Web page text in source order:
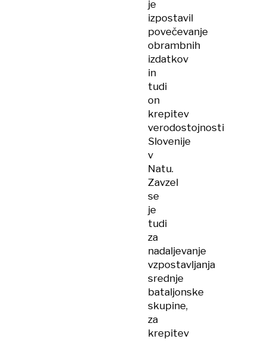
je
izpostavil
povečevanje
obrambnih
izdatkov
in
tudi
on
krepitev
verodostojnosti
Slovenije
v
Natu.
Zavzel
se
je
tudi
za
nadaljevanje
vzpostavljanja
srednje
bataljonske
skupine,
za
krepitev